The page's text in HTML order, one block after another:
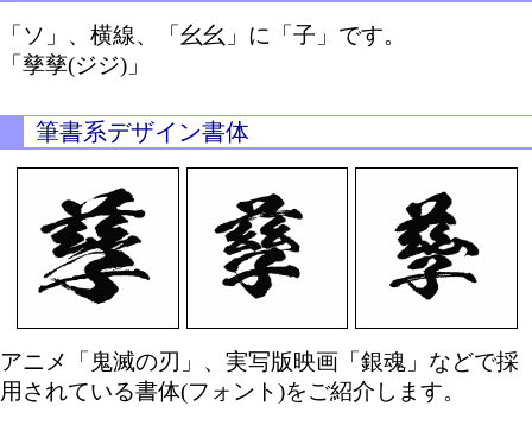
「ソ」、横線、「幺幺」に「子」です。
「孳孳(ジジ)」
筆書系デザイン書体
アニメ「鬼滅の刃」、実写版映画「銀魂」などで採
用されている書体(フォント)をご紹介します。